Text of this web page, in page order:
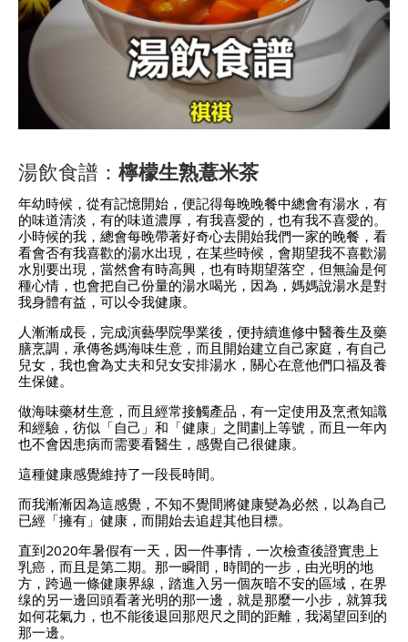
湯飲食譜： 檸檬生熟薏米茶
年幼時候，從有記憶開始，便記得每晚晚餐中總會有湯水，有
的味道清淡，有的味道濃厚，有我喜愛的，也有我不喜愛的。
小時候的我，總會每晚帶著好奇心去開始我們一家的晚餐，看
看會否有我喜歡的湯水出現，在某些時候，會期望我不喜歡湯
水別要出現，當然會有時高興，也有時期望落空，但無論是何
種心情，也會把自己份量的湯水喝光，因為，媽媽說湯水是對
我身體有益，可以令我健康。
人漸漸成長，完成演藝學院學業後，便持續進修中醫養生及藥
膳烹調，承傳爸媽海味生意，而且開始建立自己家庭，有自己
兒女，我也會為丈夫和兒女安排湯水，關心在意他們口福及養
生保健。
做海味藥材生意，而且經常接觸產品，有一定使用及烹煮知識
和經驗，彷似「自己」和「健康」之間劃上等號，而且一年內
也不會因患病而需要看醫生，感覺自己很健康。
這種健康感覺維持了一段長時間。
而我漸漸因為這感覺，不知不覺間將健康變為必然，以為自己
已經「擁有」健康，而開始去追趕其他目標。
直到2020年暑假有一天，因一件事情，一次檢查後證實患上
乳癌，而且是第二期。那一瞬間，時間的一步，由光明的地
方，跨過一條健康界線，踏進入另一個灰暗不安的區域，在界
缐的另一邊回頭看著光明的那一邊，就是那麼一小步，就算我
如何花氣力，也不能後退回那咫尺之間的距離，我渴望回到的
那一邊。